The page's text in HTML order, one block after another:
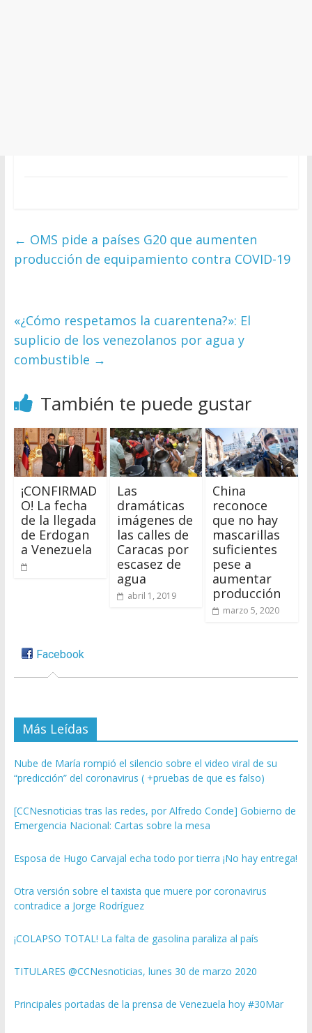
← OMS pide a países G20 que aumenten
producción de equipamiento contra COVID-19
«¿Cómo respetamos la cuarentena?»: El
suplicio de los venezolanos por agua y
combustible →
También te puede gustar
¡CONFIRMAD
O! La fecha
de la llegada
de Erdogan
a Venezuela
Las
dramáticas
imágenes de
las calles de
Caracas por
escasez de
agua
abril 1, 2019
China
reconoce
que no hay
mascarillas
suficientes
pese a
aumentar
producción
marzo 5, 2020
Facebook
Más Leídas
Nube de María rompió el silencio sobre el video viral de su
“predicción” del coronavirus ( +pruebas de que es falso)
[CCNesnoticias tras las redes, por Alfredo Conde] Gobierno de
Emergencia Nacional: Cartas sobre la mesa
Esposa de Hugo Carvajal echa todo por tierra ¡No hay entrega!
Otra versión sobre el taxista que muere por coronavirus
contradice a Jorge Rodríguez
¡COLAPSO TOTAL! La falta de gasolina paraliza al país
TITULARES @CCNesnoticias, lunes 30 de marzo 2020
Principales portadas de la prensa de Venezuela hoy #30Mar